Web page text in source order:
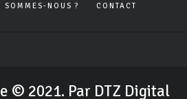
SOMMES-NOUS ? CONTACT
© 2021. Par DTZ Digital